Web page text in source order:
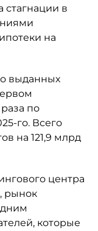
стагнации в
на
выданных
по
го. Всего
на 121,9 млрд
центра
рынок
которые